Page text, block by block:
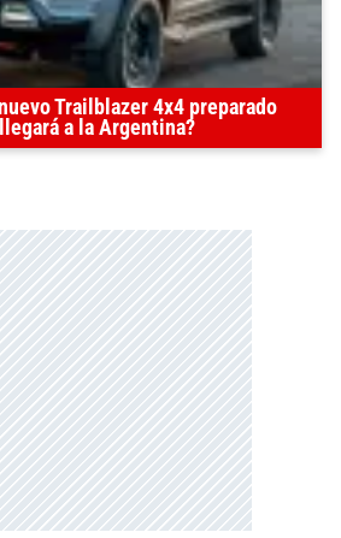
Trailblazer 4x4 preparado
a la Argentina?